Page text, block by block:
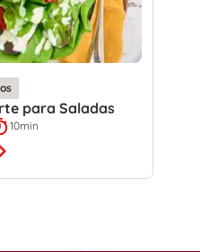
para Saladas
10min